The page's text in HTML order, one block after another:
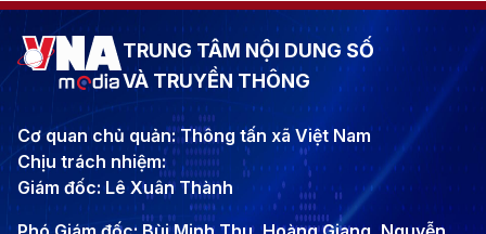
TRUNG TÂM NỘI DUNG SỐ
VÀ TRUYỀN THÔNG
Cơ quan chủ quản: Thông tấn xã Việt Nam
Chịu trách nhiệm:
Giám đốc: Lê Xuân Thành